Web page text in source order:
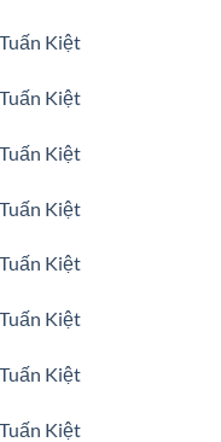
Kiệt
Kiệt
Kiệt
Kiệt
Kiệt
Kiệt
Kiệt
Kiệt